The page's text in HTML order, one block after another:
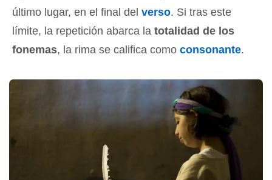
último lugar, en el final del verso. Si tras este
límite, la repetición abarca la totalidad de los
fonemas, la rima se califica como consonante.